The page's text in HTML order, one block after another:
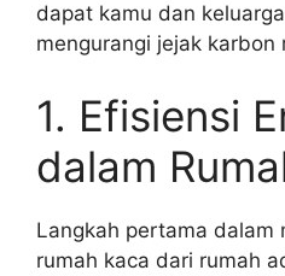
dapat kamu dan
mengurangi jejak karbon
1. Efisiensi
dalam
Langkah pertama dalam
rumah kaca dari rumah